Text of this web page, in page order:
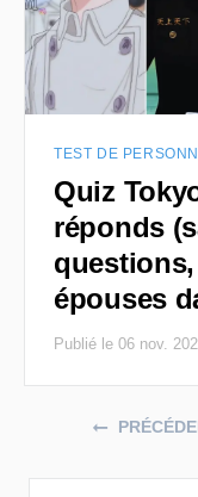
TEST DE
Quiz
réponds
épouses
Publié le 06 nov.
Posts navigation